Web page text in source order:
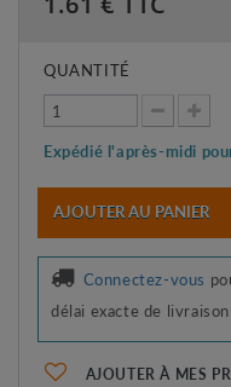
QUANTITÉ
Expédié l'après-midi
AJOUTER AU PANIER
Connectez-vous
délai exacte de livraison
AJOUTER À MES